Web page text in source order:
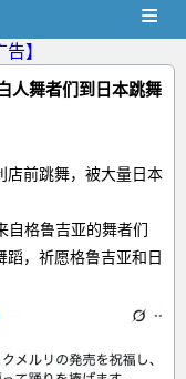
≡
告】
人舞者们到日本跳舞
店前跳舞，被大量日本
自格鲁吉亚的舞者们
蹈，祈愿格鲁吉亚和日